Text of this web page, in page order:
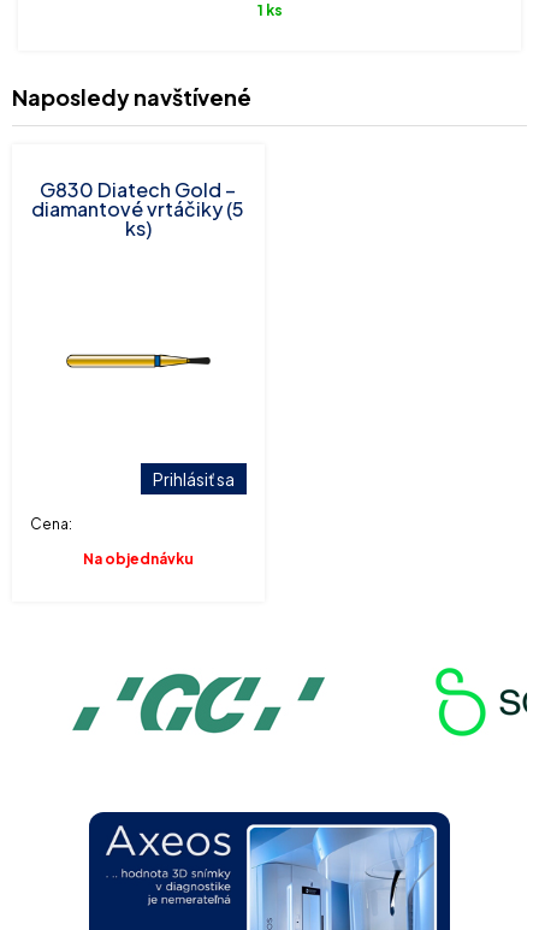
1 ks
Naposledy navštívené
G830 Diatech Gold –
diamantové vrtáčiky (5
ks)
Cena:
Prihlásiť sa
Na objednávku